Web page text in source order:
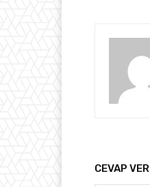
CEVAP VER